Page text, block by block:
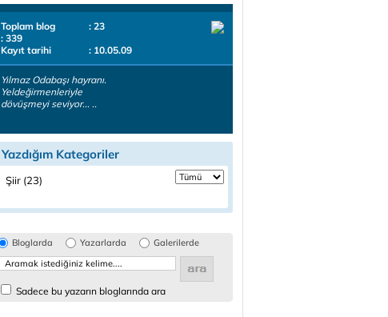
Toplam blog
: 23
: 339
Kayıt tarihi
: 10.05.09
Yılmaz Odabaşı hayranı.
Yeldeğirmenleriyle
dövüşmeyi seviyor... ..
Yazdığım Kategoriler
Şiir (23)
Bloglarda Yazarlarda Galerilerde
Sadece bu yazarın bloglarında ara